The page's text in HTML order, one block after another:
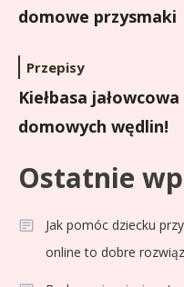
domowe przysmaki
Przepisy
Kiełbasa
domowych wędlin!
Ostatnie
Jak pomóc dziecku
online to dobre